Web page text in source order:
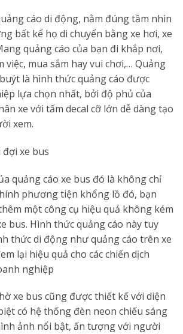
cáo di động, nằm đúng tầm nhìn
bất kể họ di chuyển bằng xe hơi, xe
quảng cáo của bạn đi khắp nơi,
việc, mua sắm hay vui chơi,… Quảng
là hình thức quảng cáo được
lựa chọn nhất, bởi độ phủ của
xe với tấm decal cỡ lớn dễ dàng tạo
xem.
xe bus
quảng cáo xe bus đó là không chỉ
phương tiện khổng lồ đó, bạn
một công cụ hiệu quả không kém
bus. Hình thức quảng cáo này tuy
thức di động như quảng cáo trên xe
lại hiệu quả cho các chiến dịch
nghiệp
xe bus cũng được thiết kế với diện
có hệ thống đèn neon chiếu sáng
ảnh nổi bật, ấn tượng với người